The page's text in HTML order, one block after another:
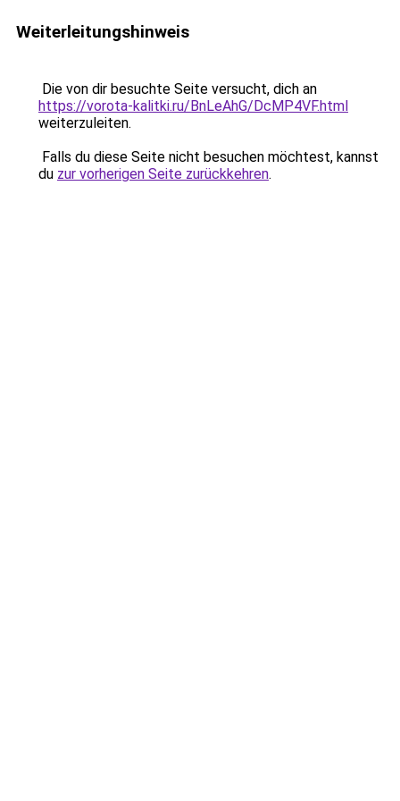
Weiterleitungshinweis
Die von dir besuchte Seite versucht, dich an
https://vorota-kalitki.ru/BnLeAhG/DcMP4VF.html
weiterzuleiten.
Falls du diese Seite nicht besuchen möchtest, kannst
du zur vorherigen Seite zurückkehren.